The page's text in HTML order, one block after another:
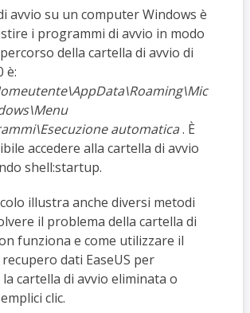
avvio su un computer Windows è
i programmi di avvio in modo
della cartella di avvio di
è:
automatica. È
accedere alla cartella di avvio
shell:startup.
illustra anche diversi metodi
il problema della cartella di
funziona e come utilizzare il
dati EaseUS per
cartella di avvio eliminata o
clic.